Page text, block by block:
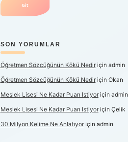
SON YORUMLAR
Öğretmen Sözcüğünün Kökü Nediriçin admin
Öğretmen Sözcüğünün Kökü Nediriçin Okan
Meslek Lisesi Ne Kadar Puan Istiyoriçin admin
Meslek Lisesi Ne Kadar Puan Istiyoriçin Çelik
30 Milyon Kelime Ne Anlatıyoriçin admin